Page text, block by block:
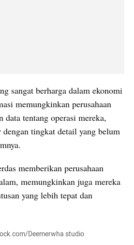
sangat berharga dalam ekonomi
memungkinkan perusahaan
data tentang operasi mereka,
dengan tingkat detail yang belum
memberikan perusahaan
memungkinkan juga mereka
yang lebih tepat dan
Deemerwha studio